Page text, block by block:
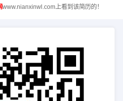
www.nianxinwl.com上看到该简历的！